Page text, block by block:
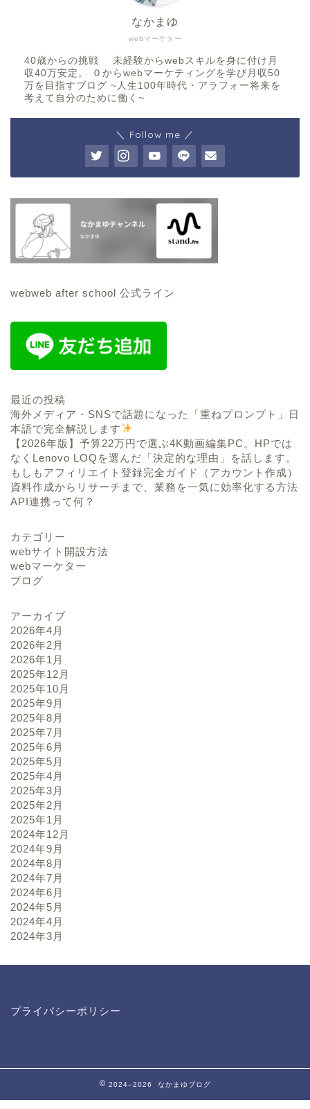
webマーケター
なかまゆ
40歳からの挑戦 未経験からwebスキルを身に付け月
収40万安定。 ０からwebマーケティングを学び月収50
万を目指すブログ ~人生100年時代・アラフォー将来を
考えて自分のために働く~
＼ Follow me ／
webweb after school 公式ライン
最近の投稿
海外メディア・SNSで話題になった「重ねプロンプト」日
本語で完全解説します
【2026年版】予算22万円で選ぶ4K動画編集PC。HPでは
なくLenovo LOQを選んだ「決定的な理由」を話します。
もしもアフィリエイト登録完全ガイド（アカウント作成）
資料作成からリサーチまで、業務を一気に効率化する方法
API連携って何？
カテゴリー
webサイト開設方法
webマーケター
ブログ
アーカイブ
2026年4月
2026年2月
2026年1月
2025年12月
2025年10月
2025年9月
2025年8月
2025年7月
2025年6月
2025年5月
2025年4月
2025年3月
2025年2月
2025年1月
2024年12月
2024年9月
2024年8月
2024年7月
2024年6月
2024年5月
2024年4月
2024年3月
プライバシーポリシー
2024–2026 なかまゆブログ